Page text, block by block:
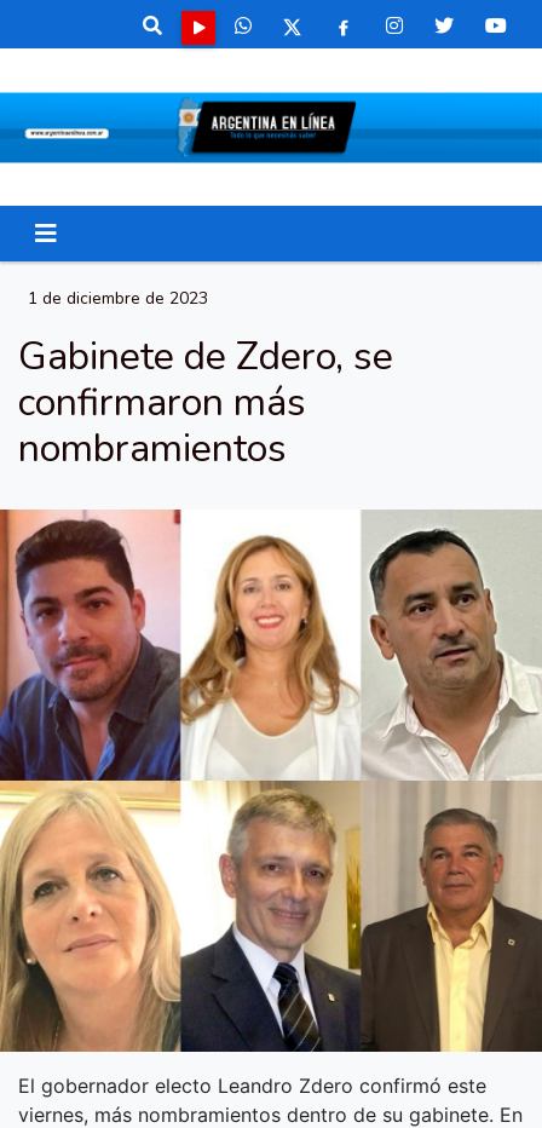
1 de diciembre de 2023
Gabinete de Zdero, se
confirmaron más
nombramientos
El gobernador electo Leandro Zdero confirmó este
viernes, más nombramientos dentro de su gabinete. En